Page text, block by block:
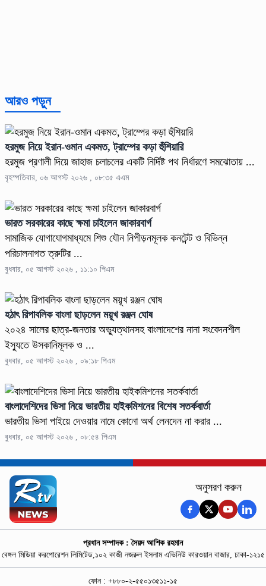
আরও পড়ুন
হরমুজ নিয়ে ইরান-ওমান একমত, ট্রাম্পের কড়া হুঁশিয়ারি
হরমুজ প্রণালী দিয়ে জাহাজ চলাচলের একটি নির্দিষ্ট পথ নির্ধারণে সমঝোতায় ...
বৃহস্পতিবার, ০৬ আগস্ট ২০২৬ , ০৮:৩৫ এএম
ভারত সরকারের কাছে ক্ষমা চাইলেন জাকারবার্গ
সামাজিক যোগাযোগমাধ্যমে শিশু যৌন নিপীড়নমূলক কনটেন্ট ও বিভিন্ন
পরিচালনাগত ত্রুটির ...
বুধবার, ০৫ আগস্ট ২০২৬ , ১১:১০ পিএম
হঠাৎ রিপাবলিক বাংলা ছাড়লেন ময়ূখ রঞ্জন ঘোষ
২০২৪ সালের ছাত্র-জনতার অভ্যুত্থানসহ বাংলাদেশের নানা সংবেদনশীল
ইস্যুতে উসকানিমূলক ও ...
বুধবার, ০৫ আগস্ট ২০২৬ , ০৯:১৮ পিএম
বাংলাদেশিদের ভিসা নিয়ে ভারতীয় হাইকমিশনের বিশেষ সতর্কবার্তা
ভারতীয় ভিসা পাইয়ে দেওয়ার নামে কোনো অর্থ লেনদেন না করার ...
বুধবার, ০৫ আগস্ট ২০২৬ , ০৮:৫৪ পিএম
অনুসরণ করুন
প্রধান সম্পাদক : সৈয়দ আশিক রহমান
বেঙ্গল মিডিয়া করপোরেশন লিমিটেড,১০২ কাজী নজরুল ইসলাম এভিনিউ কারওয়ান বাজার, ঢাকা-১২১৫
ফোন : +৮৮০-২-৫৫০১৩৫১১-১৫